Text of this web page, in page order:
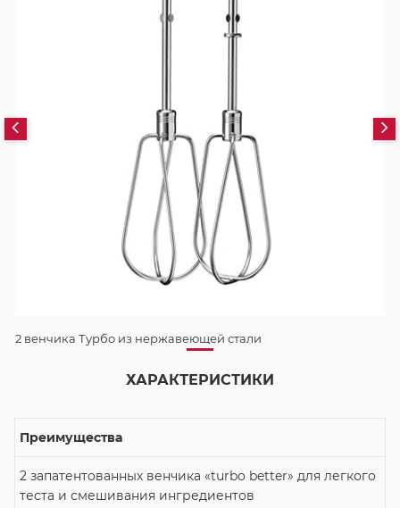
2 венчика Турбо из нержавеющей стали
ХАРАКТЕРИСТИКИ
Преимущества
2 запатентованных венчика «turbo better» для легкого
теста и смешивания ингредиентов